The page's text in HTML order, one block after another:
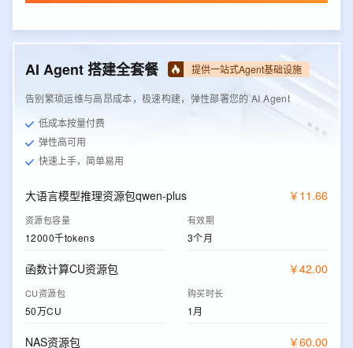
AI Agent 搭建全套餐 提供一站式Agent基础设施
告别繁琐运维与高昂成本，极速构建，弹性部署您的 AI Agent
低成本按量付费
弹性高可用
快速上手，简单易用
大语言模型推理资源包qwen-plus ￥ 11 .66
资源包容量
12000千tokens
有效期
3个月
函数计算CU资源包 ￥42.00
CU资源包
50万CU
购买时长
1月
NAS资源包 ￥60.00